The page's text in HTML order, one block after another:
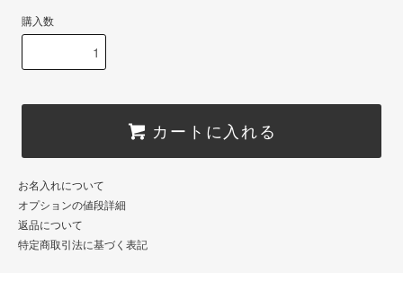
購入数
カートに入れる
お名入れについて
オプションの値段詳細
返品について
特定商取引法に基づく表記